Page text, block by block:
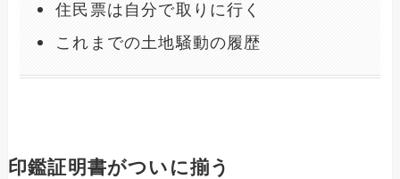
住民票は自分で取りに行く
これまでの土地騒動の履歴
印鑑証明書がついに揃う